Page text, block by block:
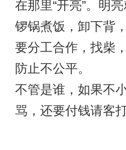
在那里“开亮”。明
锣锅煮饭，卸下背
要分工合作，找柴
防止不公平。
不管是谁，如果不
骂，还要付钱请客